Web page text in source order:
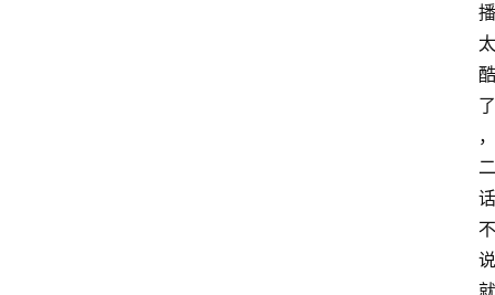
播
太
酷
了
，
二
话
不
说
就